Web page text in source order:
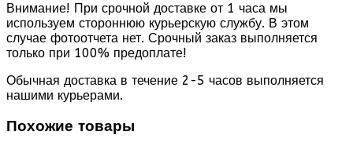
Внимание! При срочной доставке от 1 часа мы
используем стороннюю курьерскую службу. В этом
случае фотоотчета нет. Срочный заказ выполняется
только при 100% предоплате!
Обычная доставка в течение 2-5 часов выполняется
нашими курьерами.
Похожие товары